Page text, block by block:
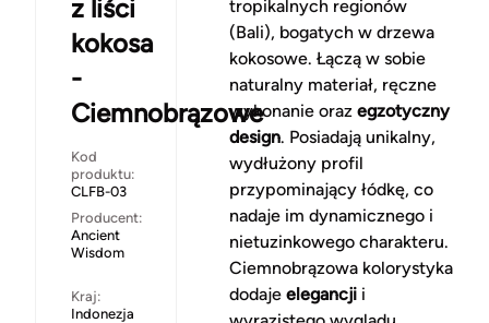
z liści
kokosa
-
Ciemnobrązowe
Kod
produktu:
CLFB-03
Producent:
Ancient
Wisdom
Kraj:
Indonezja
tropikalnych regionów
(Bali), bogatych w drzewa
kokosowe. Łączą w sobie
naturalny materiał, ręczne
wykonanie oraz egzotyczny
design. Posiadają unikalny,
wydłużony profil
przypominający łódkę, co
nadaje im dynamicznego i
nietuzinkowego charakteru.
Ciemnobrązowa kolorystyka
dodaje elegancjii